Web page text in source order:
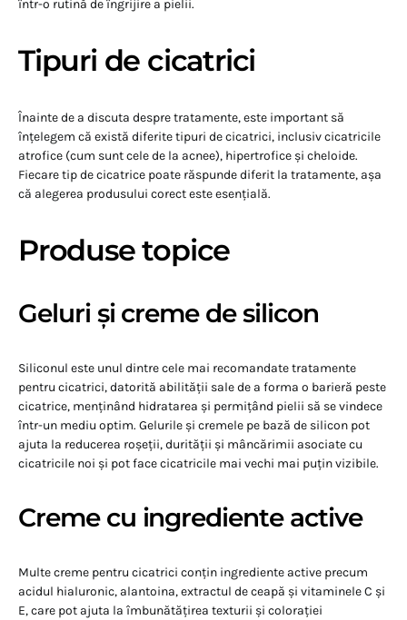
într-o rutină de îngrijire a pielii.
Tipuri de cicatrici
Înainte de a discuta despre tratamente, este important să
înțelegem că există diferite tipuri de cicatrici, inclusiv cicatricile
atrofice (cum sunt cele de la acnee), hipertrofice și cheloide.
Fiecare tip de cicatrice poate răspunde diferit la tratamente, așa
că alegerea produsului corect este esențială.
Produse topice
Geluri și creme de silicon
Siliconul este unul dintre cele mai recomandate tratamente
pentru cicatrici, datorită abilității sale de a forma o barieră peste
cicatrice, menținând hidratarea și permițând pielii să se vindece
într-un mediu optim. Gelurile și cremele pe bază de silicon pot
ajuta la reducerea roșeții, durității și mâncărimii asociate cu
cicatricile noi și pot face cicatricile mai vechi mai puțin vizibile.
Creme cu ingrediente active
Multe creme pentru cicatrici conțin ingrediente active precum
acidul hialuronic, alantoina, extractul de ceapă și vitaminele C și
E, care pot ajuta la îmbunătățirea texturii și colorației